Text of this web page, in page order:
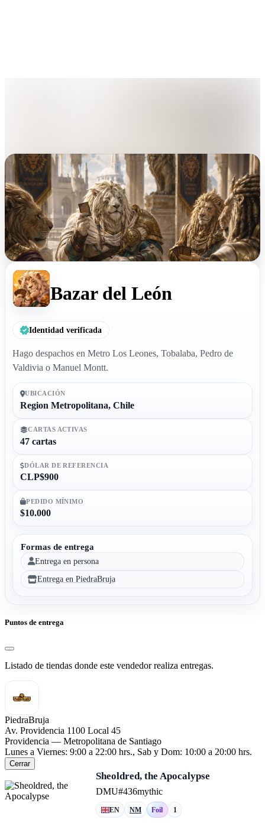
Bazar del León
Identidad verificada
Hago despachos en Metro Los Leones, Tobalaba, Pedro de
Valdivia o Manuel Montt.
UBICACIÓN
Region Metropolitana, Chile
CARTAS ACTIVAS
47 cartas
DÓLAR DE REFERENCIA
CLP$900
PEDIDO MÍNIMO
$10.000
Formas de entrega
Entrega en persona
Entrega en PiedraBruja
Puntos de entrega
Listado de tiendas donde este vendedor realiza entregas.
PiedraBruja
Av. Providencia 1100 Local 45
Providencia — Metropolitana de Santiago
Lunes a Viernes: 9:00 a 22:00 hrs., Sab y Dom: 10:00 a 20:00 hrs.
Cerrar
Sheoldred, the Apocalypse
DMU#436mythic
EN NM Foil 1